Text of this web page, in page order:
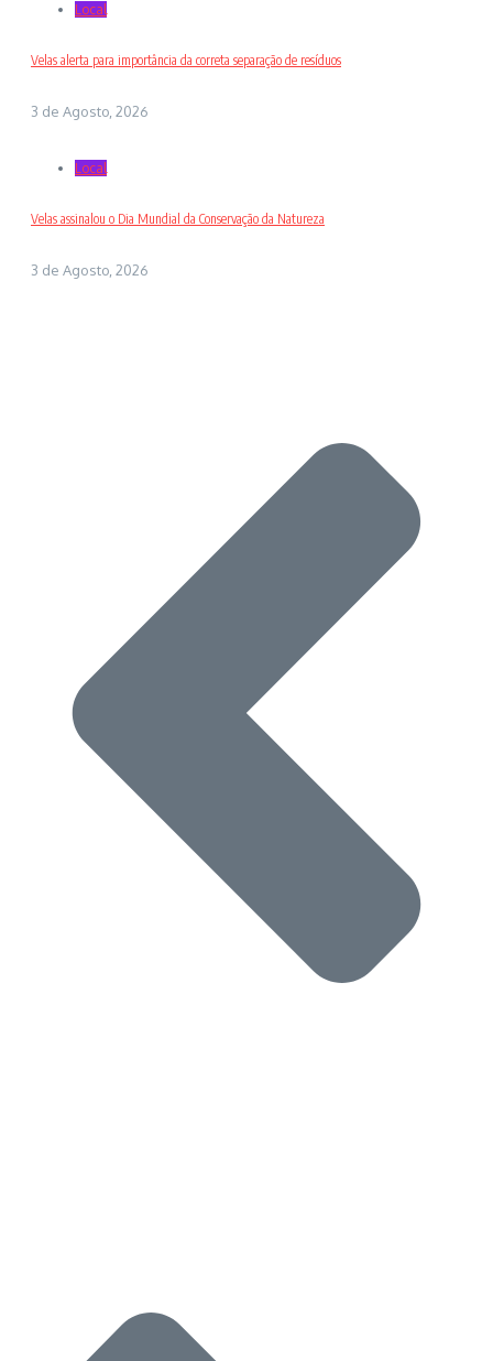
Local
Velas alerta para importância da correta separação de resíduos
3 de Agosto, 2026
Local
Velas assinalou o Dia Mundial da Conservação da Natureza
3 de Agosto, 2026